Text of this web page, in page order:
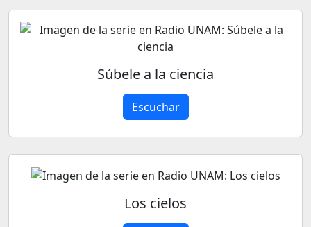
Súbele a la ciencia
Escuchar
Los cielos